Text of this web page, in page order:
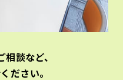
談など、
ださい。